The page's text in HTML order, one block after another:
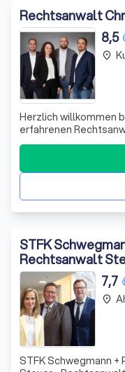
Rechtsanwalt
8,5
Herzlich willkommen
erfahrenen
sind stolz auf unsere
Mandanten eine
Betreuung und
Unternehmen und
place
STFK
Rechtsanwalt
7,7
STFK Schwegmann
place